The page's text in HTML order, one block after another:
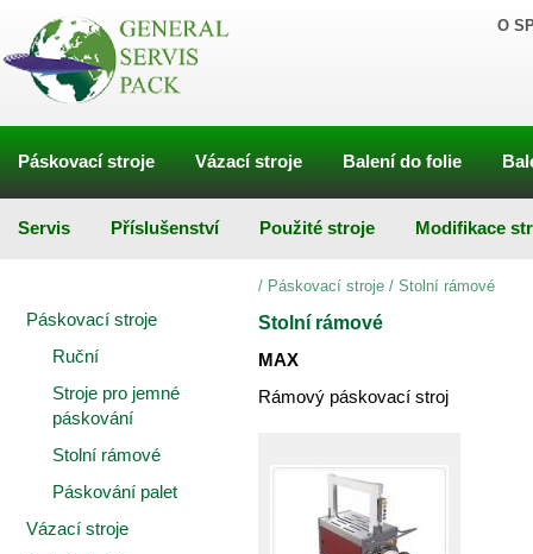
O
Páskovací stroje Vázací stroje Balení do folie
Servis Příslušenství Použité stroje Modifikace
Páskovací stroje
Ruční
Stroje pro jemné
páskování
Stolní rámové
Páskování palet
Vázací stroje
/ Páskovací stroje / Stolní rámové
Stolní rámové
MAX
Rámový páskovací stroj